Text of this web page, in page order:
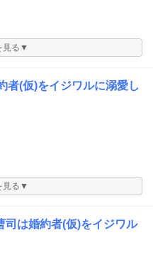
見る▼
者(仮)をイジワルに溺愛し
見る▼
は婚約者(仮)をイジワル